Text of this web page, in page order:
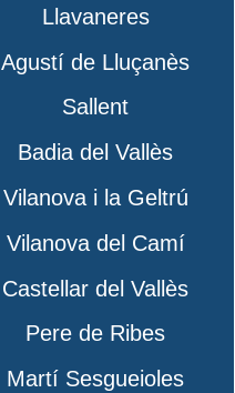
Llavaneres
Agustí de Lluçanès
Sallent
Badia del Vallès
Vilanova i la Geltrú
Vilanova del Camí
Castellar del Vallès
Pere de Ribes
Martí Sesgueioles